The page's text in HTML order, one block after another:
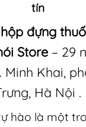
tín
hộp đựng
Store – 29
Minh Khai,
Hà Nội .
hào là một